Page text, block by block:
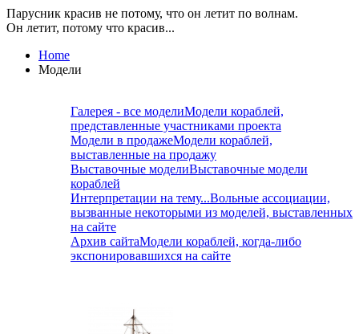
Парусник красив не потому, что он летит по волнам.
Он летит, потому что красив...
Home
Модели
Галерея - все моделиМодели кораблей,
представленные участниками проекта
Модели в продажеМодели кораблей,
выставленные на продажу
Выставочные моделиВыставочные модели
кораблей
Интерпретации на тему...Вольные ассоциации,
вызванные некоторыми из моделей, выставленных
на сайте
Архив сайтаМодели кораблей, когда-либо
экспонировавшихся на сайте